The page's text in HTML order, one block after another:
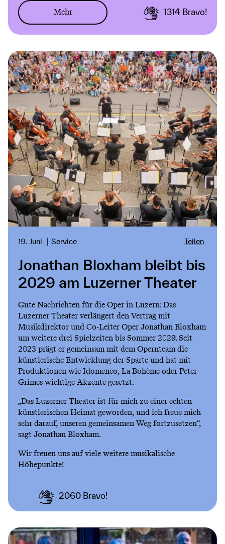
Mehr 1314 Bravo!
19. Juni Service Teilen
Jonathan Bloxham bleibt bis
2029 am Luzerner Theater
Gute Nachrichten für die Oper in Luzern: Das
Luzerner Theater verlängert den Vertrag mit
Musikdirektor und Co-Leiter Oper Jonathan Bloxham
um weitere drei Spielzeiten bis Sommer 2029. Seit
2023 prägt er gemeinsam mit dem Opernteam die
künstlerische Entwicklung der Sparte und hat mit
Produktionen wie Idomeneo, La Bohème oder Peter
Grimes wichtige Akzente gesetzt.
„Das Luzerner Theater ist für mich zu einer echten
künstlerischen Heimat geworden, und ich freue mich
sehr darauf, unseren gemeinsamen Weg fortzusetzen“,
sagt Jonathan Bloxham.
Wir freuen uns auf viele weitere musikalische
Höhepunkte!
2060 Bravo!